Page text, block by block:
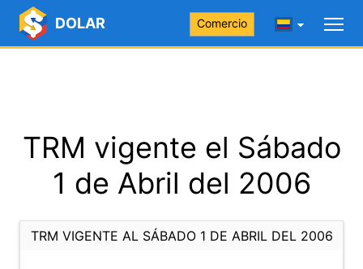
DOLAR Comercio
TRM vigente el Sábado
1 de Abril del 2006
TRM VIGENTE AL SÁBADO 1 DE ABRIL DEL 2006